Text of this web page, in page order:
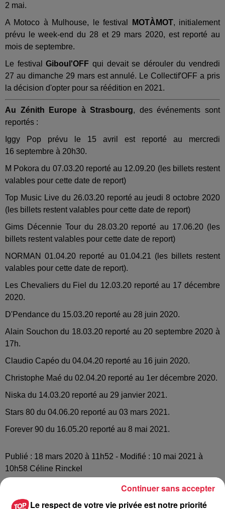
2 mai.
A Motoco à Mulhouse, le festival
MOTÀMOT, initialement
prévu le week-end du 28 et 29 mars 2020, est reporté au
mois de septembre.
Le festivalGiboul'OFF qui devait se dérouler du vendredi
27 au dimanche 29 mars est annulé. Le Collectif'OFF a pris
la décision d'opter pour sa réédition en 2021.
Au Zénith Europe à Strasbourg, des événements sont
reportés :
Iggy Pop prévu le 15 avril est reporté au mercredi
16 septembre à 20h30.
M Pokora du 07.03.20 reporté au 12.09.20 (les billets restent
valables pour cette date de report)
Top Music Live du 26.03.20 reporté au jeudi 8 octobre 2020
(les billets restent valables pour cette date de report)
Gims Décennie Tour du 28.03.20 reporté au 17.06.20 (les
billets restent valables pour cette date de report)
NORMAN 01.04.20 reporté au 01.04.21 (les billets restent
valables pour cette date de report).
Les Chevaliers du Fiel du 12.03.20 reporté au 17 décembre
2020.
D'Pendance du 15.03.20 reporté au 28 juin 2020.
Alain Souchon du 18.03.20 reporté au 20 septembre 2020 à
17h.
Claudio Capéo du 04.04.20 reporté au 16 juin 2020.
Christophe Maé du 02.04.20 reporté au 1er décembre 2020.
Niska du 14.03.20 reporté au 29 janvier 2021.
Stars 80 du 04.06.20 reporté au 03 mars 2021.
Forever 90 du 16.05.20 reporté au 8 mai 2021.
Publié : 18 mars 2020 à 11h52 - Modifié : 10 mai 2021 à
10h58 Céline Rinckel
Le respect de votre vie privée est notre priorité
Continuer sans accepter